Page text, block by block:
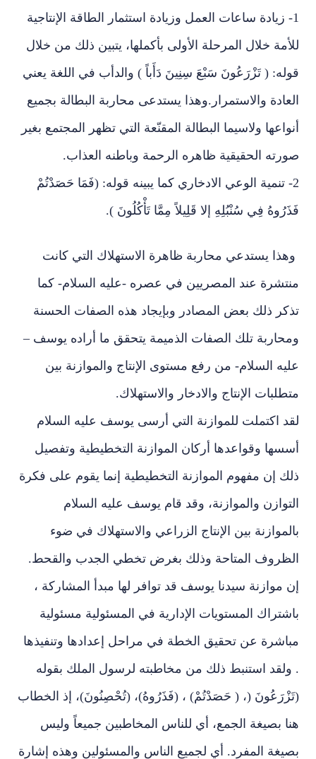
1- زيادة ساعات العمل وزيادة استثمار الطاقة الإنتاجية
للأمة خلال المرحلة الأولى بأكملها، يتبين ذلك من خلال
قوله: ( تَزْرَعُونَ سَبْعَ سِنِينَ دَأَباً ) والدأب في اللغة يعني
العادة والاستمرار.وهذا يستدعى محاربة البطالة بجميع
أنواعها ولاسيما البطالة المقنّعة التي تظهر المجتمع بغير
صورته الحقيقية ظاهره الرحمة وباطنه العذاب.
2- تنمية الوعي الادخاري كما يبينه قوله: (فَمَا حَصَدْتُمْ
فَذَرُوهُ فِي سُنْبُلِهِ إلا قَلِيلاً مِمَّا تَأْكُلُونَ ).
وهذا يستدعي محاربة ظاهرة الاستهلاك التي كانت
منتشرة عند المصريين في عصره -عليه السلام- كما
تذكر ذلك بعض المصادر وبإيجاد هذه الصفات الحسنة
ومحاربة تلك الصفات الذميمة يتحقق ما أراده يوسف –
عليه السلام- من رفع مستوى الإنتاج والموازنة بين
متطلبات الإنتاج والادخار والاستهلاك.
لقد اكتملت للموازنة التي أرسى يوسف عليه السلام
أسسها وقواعدها أركان الموازنة التخطيطية وتفصيل
ذلك إن مفهوم الموازنة التخطيطية إنما يقوم على فكرة
التوازن والموازنة، وقد قام يوسف عليه السلام
بالموازنة بين الإنتاج الزراعي والاستهلاك في ضوء
الظروف المتاحة وذلك بغرض تخطي الجدب والقحط.
إن موازنة سيدنا يوسف قد توافر لها مبدأ المشاركة ،
باشتراك المستويات الإدارية في المسئولية مسئولية
مباشرة عن تحقيق الخطة في مراحل إعدادها وتنفيذها
. ولقد استنبط ذلك من مخاطبته لرسول الملك بقوله
(تَزْرَعُونَ (، ( حَصَدْتُمْ) ، (فَذَرُوهُ)، (تُحْصِنُونَ)، إذ الخطاب
هنا بصيغة الجمع، أي للناس المخاطبين جميعاً وليس
بصيغة المفرد. أي لجميع الناس والمسئولين وهذه إشارة